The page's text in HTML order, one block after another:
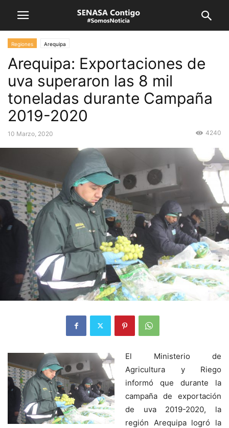
Regiones Arequipa
Arequipa: Exportaciones de
uva superaron las 8 mil
toneladas durante Campaña
2019-2020
10 Marzo, 2020 4240
El Ministerio de
Agricultura y Riego
informó que durante la
campaña de exportación
de uva 2019-2020, la
región Arequipa logró la